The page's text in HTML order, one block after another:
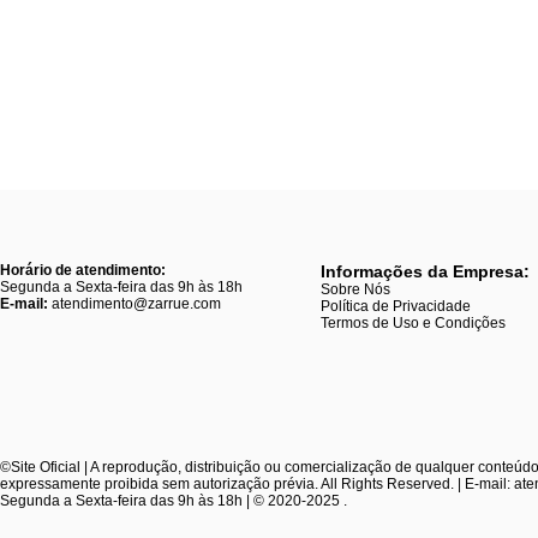
Horário de atendimento:
Segunda a Sexta-feira das 9h às 18h
E-mail: atendimento@zarrue.com
Informações da Empresa:
Sobre Nós
Política de Privacidade
Termos de Uso e Condições
©Site Oficial | A reprodução, distribuição ou comercialização de qualquer
expressamente proibida sem autorização prévia. All Rights Reserved. | E-mail:
Segunda a Sexta-feira das 9h às 18h | © 2020-2025 .